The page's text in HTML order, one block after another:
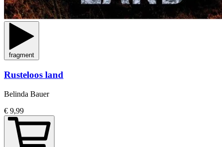
fragment
Rusteloos land
Belinda Bauer
€ 9,99